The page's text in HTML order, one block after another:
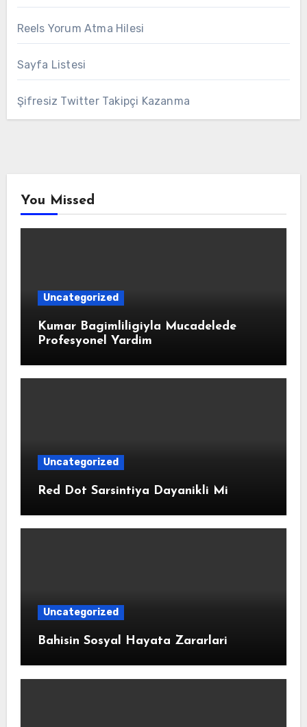
Reels Yorum Atma Hilesi
Sayfa Listesi
Şifresiz Twitter Takipçi Kazanma
You Missed
Uncategorized
Kumar Bagimliligiyla Mucadelede
Profesyonel Yardim
Uncategorized
Red Dot Sarsintiya Dayanikli Mi
Uncategorized
Bahisin Sosyal Hayata Zararlari